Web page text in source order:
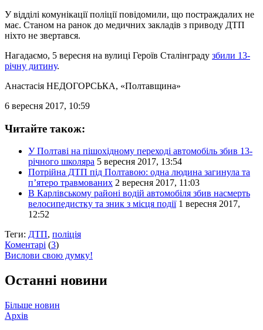
У відділі комунікації поліції повідомили, що постраждалих не
має. Станом на ранок до медичних закладів з приводу ДТП
ніхто не звертався.
Нагадаємо, 5 вересня на вулиці Героїв Сталінграду збили 13-
річну дитину.
Анастасія НЕДОГОРСЬКА, «Полтавщина»
6 вересня 2017, 10:59
Читайте також:
У Полтаві на пішохідному переході автомобіль збив 13-
річного школяра 5 вересня 2017, 13:54
Потрійна ДТП під Полтавою: одна людина загинула та
п’ятеро травмованих 2 вересня 2017, 11:03
В Карлівському районі водій автомобіля збив насмерть
велосипедистку та зник з місця події 1 вересня 2017,
12:52
Теги: ДТП, поліція
Коментарі (3)
Вислови свою думку!
Останні новини
Більше новин
Архів